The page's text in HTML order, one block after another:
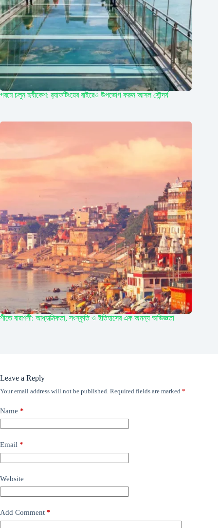
গরমে চলুন হৃষীকেশ: র‍্যাফটিংয়ের বাইরেও উপভোগ করুন আসল সৌন্দর্য
শীতে বারাণসী: আধ্যাত্মিকতা, সংস্কৃতি ও ইতিহাসের এক অনন্য অভিজ্ঞতা
Leave a Reply
Your email address will not be published. Required fields are marked *
Name *
Email *
Website
Add Comment *